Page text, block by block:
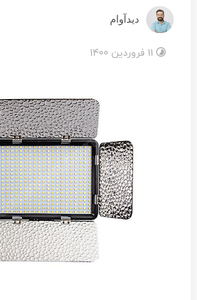
دیدآوام
11 فروردین 1400